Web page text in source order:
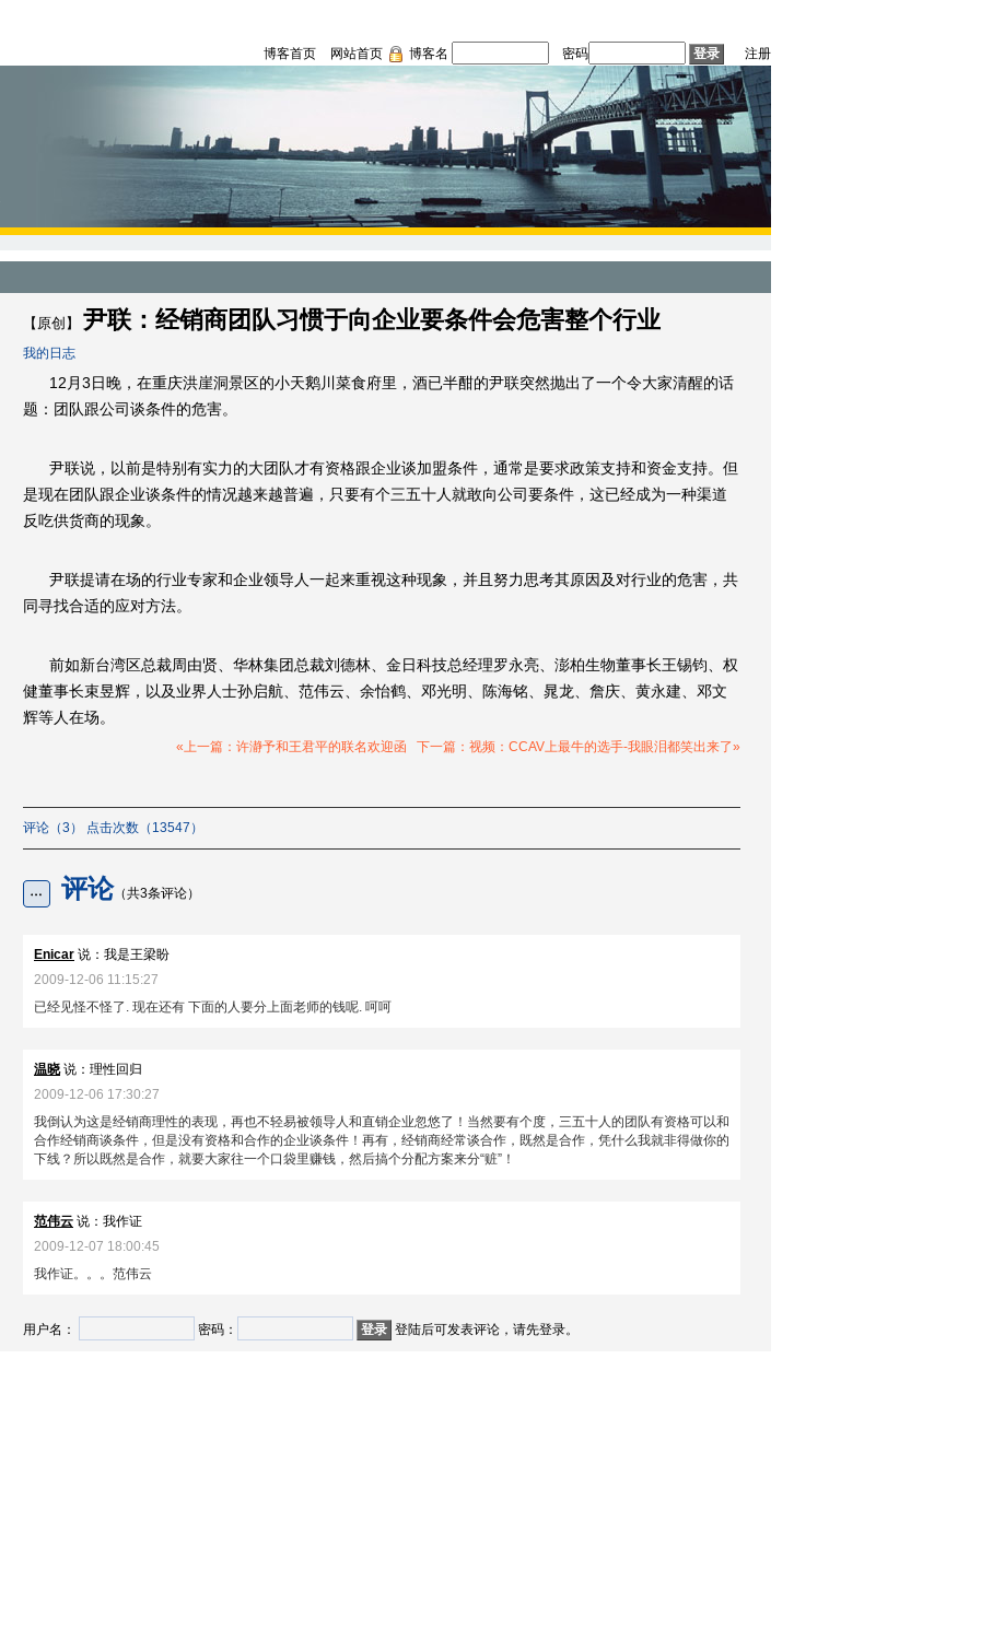
博客首页 网站首页 博客名 密码 注册
【原创】 尹联：经销商团队习惯于向企业要条件会危害整个行业
我的日志
12月3日晚，在重庆洪崖洞景区的小天鹅川菜食府里，酒已半酣的尹联突然抛出了一个令大家清醒的话
题：团队跟公司谈条件的危害。
尹联说，以前是特别有实力的大团队才有资格跟企业谈加盟条件，通常是要求政策支持和资金支持。但
是现在团队跟企业谈条件的情况越来越普遍，只要有个三五十人就敢向公司要条件，这已经成为一种渠道
反吃供货商的现象。
尹联提请在场的行业专家和企业领导人一起来重视这种现象，并且努力思考其原因及对行业的危害，共
同寻找合适的应对方法。
前如新台湾区总裁周由贤、华林集团总裁刘德林、金日科技总经理罗永亮、澎柏生物董事长王锡钧、权
健董事长束昱辉，以及业界人士孙启航、范伟云、余怡鹤、邓光明、陈海铭、晁龙、詹庆、黄永建、邓文
辉等人在场。
«上一篇：许瀞予和王君平的联名欢迎函 下一篇：视频：CCAV上最牛的选手-我眼泪都笑出来了»
评论（3） 点击次数（13547）
评论 （共3条评论）
Enicar 说：我是王梁盼
2009-12-06 11:15:27
已经见怪不怪了. 现在还有 下面的人要分上面老师的钱呢. 呵呵
温晓 说：理性回归
2009-12-06 17:30:27
我倒认为这是经销商理性的表现，再也不轻易被领导人和直销企业忽悠了！当然要有个度，三五十人的团队有资格可以和
合作经销商谈条件，但是没有资格和合作的企业谈条件！再有，经销商经常谈合作，既然是合作，凭什么我就非得做你的
下线？所以既然是合作，就要大家往一个口袋里赚钱，然后搞个分配方案来分“赃”！
范伟云 说：我作证
2009-12-07 18:00:45
我作证。。。范伟云
用户名： 密码： 登陆后可发表评论，请先登录。